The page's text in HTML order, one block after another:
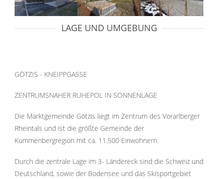
LAGE UND UMGEBUNG
GÖTZIS - KNEIPPGASSE
ZENTRUMSNAHER RUHEPOL IN SONNENLAGE
Die Marktgemeinde Götzis liegt im Zentrum des Vorarlberger
Rheintals und ist die größte Gemeinde der
Kummenbergregion mit ca. 11.500 Einwohnern.
Durch die zentrale Lage im 3- Ländereck sind die Schweiz und
Deutschland, sowie der Bodensee und das Skisportgebiet